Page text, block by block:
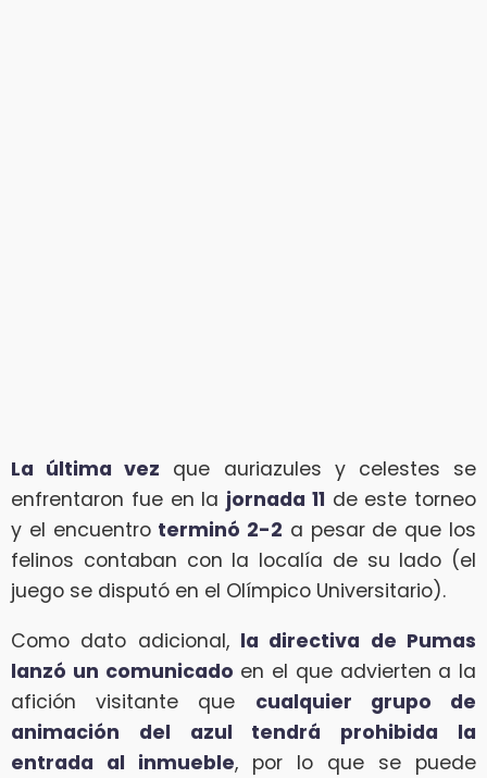
La última vez que auriazules y celestes se
enfrentaron fue en la jornada 11 de este torneo
y el encuentro terminó 2-2 a pesar de que los
felinos contaban con la localía de su lado (el
juego se disputó en el Olímpico Universitario).
Como dato adicional, la directiva de Pumas
lanzó un comunicado en el que advierten a la
afición visitante que cualquier grupo de
animación del azul tendrá prohibida la
entrada al inmueble, por lo que se puede